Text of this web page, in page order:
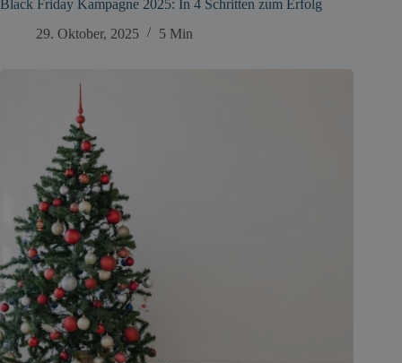
Black Friday Kampagne 2025: In 4 Schritten zum Erfolg
29. Oktober, 2025
5 Min